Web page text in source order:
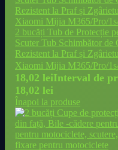
2 bucăți Tub de Protecție
Scuter Tub Schimbător de
Rezistent la Praf și
Xiaomi Mijia M365/Pro/
18,02 leiInterval de
18,02 lei
Înapoi la produse